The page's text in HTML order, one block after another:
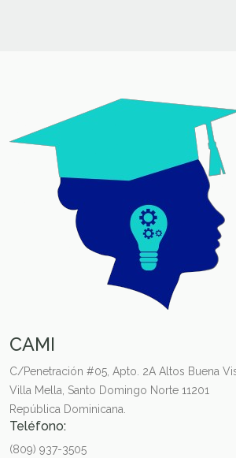
CAMI
C/Penetración #05, Apto. 2A Altos Buena
Villa Mella, Santo Domingo Norte 11201
República Dominicana.
Teléfono:
(809) 937-3505